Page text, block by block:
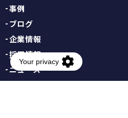
事例
ブログ
企業情報
採用情報
ニュース
情報セキュリティ基本方針